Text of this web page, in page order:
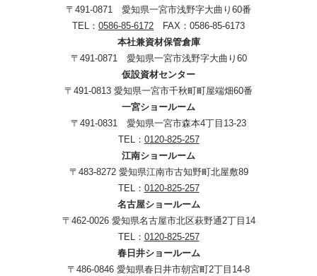
〒491-0871 愛知県一宮市浅野字大曲り60番
TEL： 0586-85-6172 FAX：0586-85-6173
本社兼資材保管倉庫
〒491-0871 愛知県一宮市浅野字大曲り60
仮設資材センター
〒491-0813 愛知県一宮市千秋町町屋端畑60番
一宮ショールーム
〒491-0831 愛知県一宮市森本4丁目13-23
TEL： 0120-825-257
江南ショールーム
〒483-8272 愛知県江南市古知野町北屋敷89
TEL： 0120-825-257
名古屋ショールーム
〒462-0026 愛知県名古屋市北区萩野通2丁目14
TEL： 0120-825-257
春日井ショールーム
〒486-0846 愛知県春日井市朝宮町2丁目14-8